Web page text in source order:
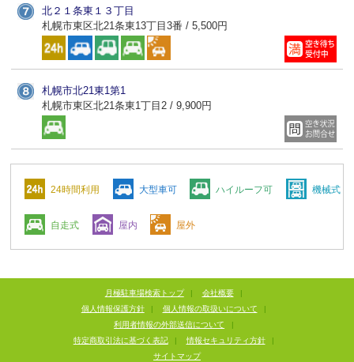
北２１条東１３丁目
札幌市東区北21条東13丁目3番 / 5,500円
札幌市北21東1第1
札幌市東区北21条東1丁目2 / 9,900円
24時間利用 大型車可 ハイルーフ可 機械式
自走式 屋内 屋外
月極駐車場検索トップ | 会社概要
|
個人情報保護方針
| 個人情報の取扱いについて
|
利用者情報の外部送信について
|
特定商取引法に基づく表記
| 情報セキュリティ方針
|
サイトマップ